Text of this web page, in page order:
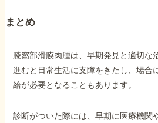
まとめ
膝窩部滑膜肉腫は、早期発見と適切な
進むと日常生活に支障をきたし、場合
給が必要となることもあります。
診断がついた際には、早期に医療機関